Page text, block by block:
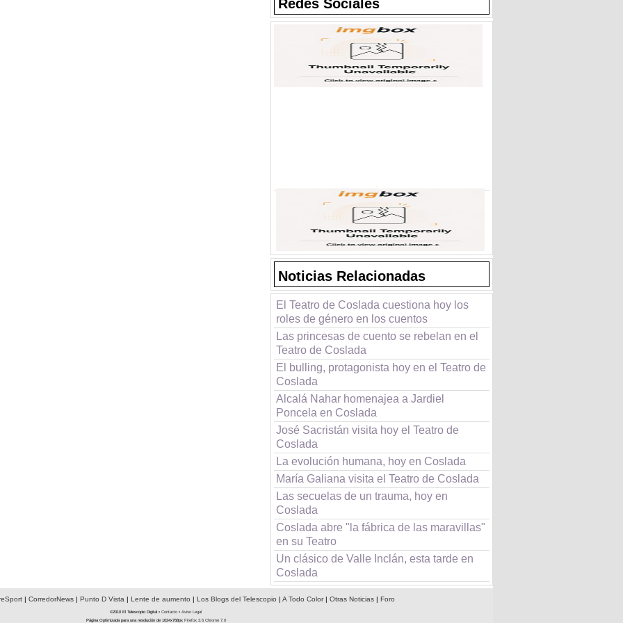
Redes Sociales
Noticias Relacionadas
El Teatro de Coslada cuestiona hoy los
roles de género en los cuentos
Las princesas de cuento se rebelan en el
Teatro de Coslada
El bulling, protagonista hoy en el Teatro de
Coslada
Alcalá Nahar homenajea a Jardiel
Poncela en Coslada
José Sacristán visita hoy el Teatro de
Coslada
La evolución humana, hoy en Coslada
María Galiana visita el Teatro de Coslada
Las secuelas de un trauma, hoy en
Coslada
Coslada abre "la fábrica de las maravillas"
en su Teatro
Un clásico de Valle Inclán, esta tarde en
Coslada
| CorredorNews| Punto D Vista | Lente de aumento | Los Blogs del Telescopio | A Todo Color| Otras Noticias| Foro
©2010 El Telescopio Digital • Contacto • Aviso Legal
Página Optimizada para una resolución de 1024x768px Firefox 3.6 Chrome 7.0